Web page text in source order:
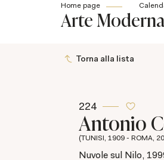
Home page
Arte
Torna alla lista
224
Antonio
(TUNISI, 1909 - ROMA,
Nuvole sul Nilo,